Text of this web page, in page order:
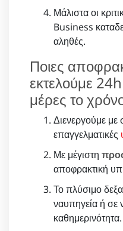
Μάλιστα οι
Business
αληθές.
Ποιες
εκτελούμε
μέρες το
Διενεργούμε με
επαγγελματικές
Με μέγιστη
αποφρακτική
Το πλύσιμο
ναυπηγεία ή σε
καθημερινότητα.